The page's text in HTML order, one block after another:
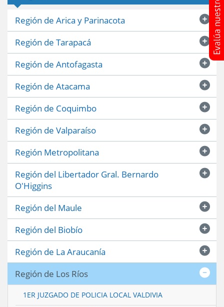
Región de Arica y Parinacota
Región de Tarapacá
Región de Antofagasta
Región de Atacama
Región de Coquimbo
Región de Valparaíso
Región Metropolitana
Región del Libertador Gral. Bernardo
O'Higgins
Región del Maule
Región del Biobío
Región de La Araucanía
Región de Los Ríos
1ER JUZGADO DE POLICIA LOCAL VALDIVIA